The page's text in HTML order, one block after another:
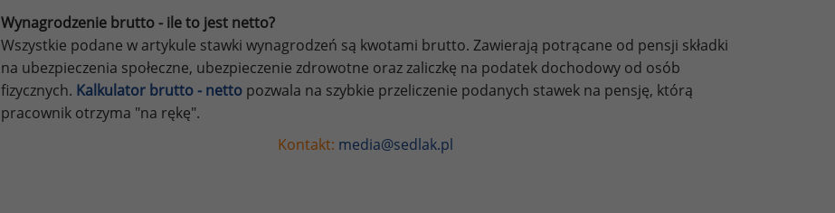
Wynagrodzenie brutto - ile to jest netto?
Wszystkie podane w artykule stawki wynagrodzeń są kwotami brutto. Zawierają potrącane od pensji składki
na ubezpieczenia społeczne, ubezpieczenie zdrowotne oraz zaliczkę na podatek dochodowy od osób
fizycznych. Kalkulator brutto - netto pozwala na szybkie przeliczenie podanych stawek na pensję, którą
pracownik otrzyma "na rękę".
Kontakt: media@sedlak.pl